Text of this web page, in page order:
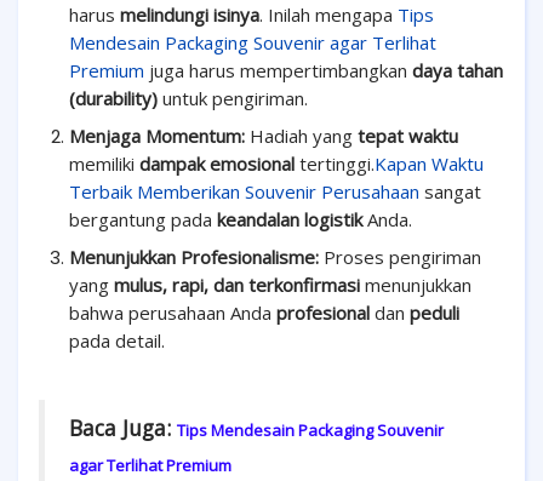
harus melindungi isinya. Inilah mengapa Tips
Mendesain Packaging Souvenir agar Terlihat
Premium juga harus mempertimbangkan daya tahan
(durability) untuk pengiriman.
Menjaga Momentum: Hadiah yang tepat waktu
memiliki dampak emosional tertinggi.Kapan Waktu
Terbaik Memberikan Souvenir Perusahaan sangat
bergantung pada keandalan logistikAnda.
Menunjukkan Profesionalisme: Proses pengiriman
yang mulus, rapi, dan terkonfirmasi menunjukkan
bahwa perusahaan Anda profesional dan peduli
pada detail.
Baca Juga: Tips Mendesain Packaging Souvenir
agar Terlihat Premium